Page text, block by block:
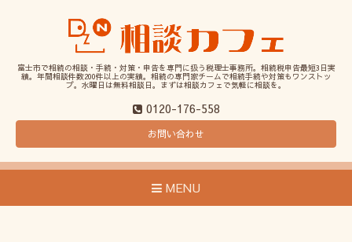
富士市で相続の相談・手続・対策・申告を専門に扱う税理士事務所。相続税申告最短3日実
績。年間相談件数200件以上の実績。相続の専門家チームで相続手続や対策もワンストッ
プ。水曜日は無料相談日。まずは相談カフェで気軽に相談を。
0120-176-558
お問い合わせ
MENU